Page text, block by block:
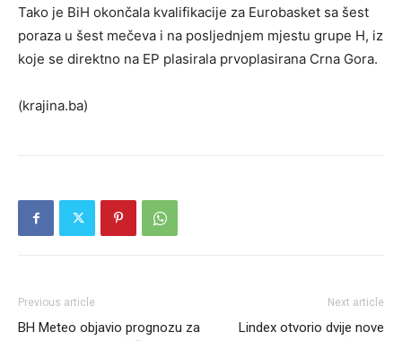
Tako je BiH okončala kvalifikacije za Eurobasket sa šest
poraza u šest mečeva i na posljednjem mjestu grupe H, iz
koje se direktno na EP plasirala prvoplasirana Crna Gora.
(krajina.ba)
Previous article
BH Meteo objavio prognozu za
Next article
Lindex otvorio dvije nove